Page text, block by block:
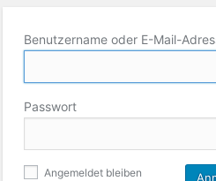
Benutzername oder E-Mail-
Passwort
Angemeldet bleiben